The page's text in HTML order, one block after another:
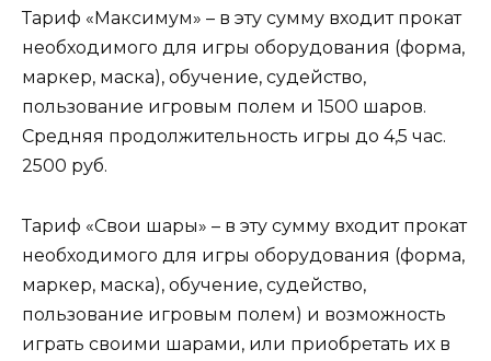
Тариф «Максимум» – в эту сумму входит прокат
необходимого для игры оборудования (форма,
маркер, маска), обучение, судейство,
пользование игровым полем и 1500 шаров.
Средняя продолжительность игры до 4,5 час.
2500 руб.
Тариф «Свои шары» – в эту сумму входит прокат
необходимого для игры оборудования (форма,
маркер, маска), обучение, судейство,
пользование игровым полем) и возможность
играть своими шарами, или приобретать их в